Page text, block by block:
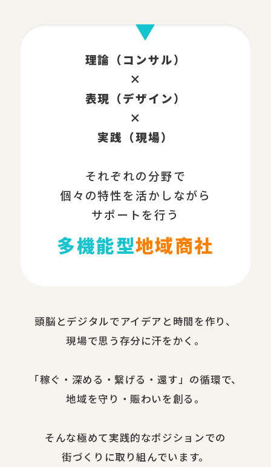
理論（コンサル）
×
表現（デザイン）
×
実践（現場）
それぞれの分野で
個々の特性を活かしながら
サポートを行う
多機能型地域商社
頭脳と​デジタルで​アイデアと​時間を​作り、​
現場で​思う​存分に​汗を​かく。
​「稼ぐ・​深める​・繋げる・還す」の​循環で、​
地域を​守り・​賑わいを​創る。
​そんな​極めて​実践的な​ポジションでの​
街づくりに​取り組んでいます。​